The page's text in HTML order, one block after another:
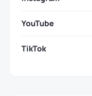
YouTube
TikTok